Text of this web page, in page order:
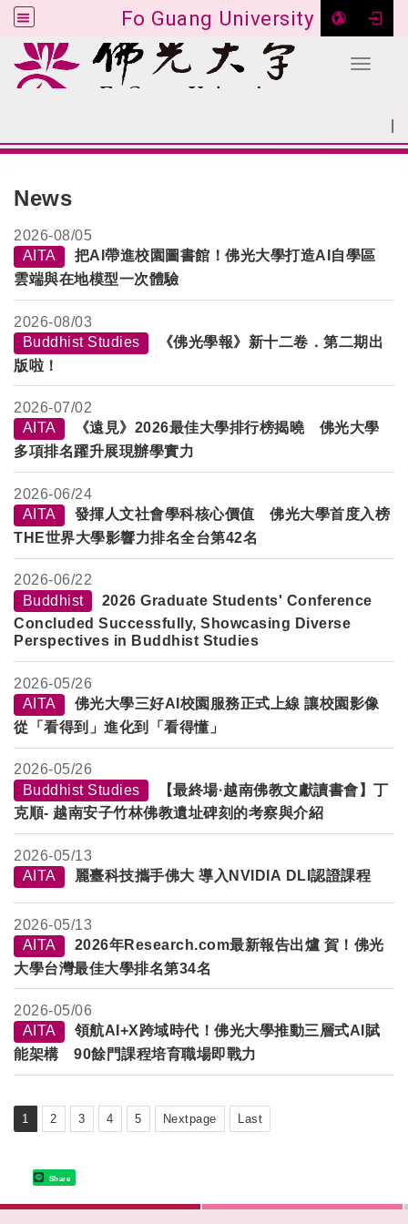
Fo Guang University
Toggle
News
2026-08/05
AITA
把AI帶進校園圖書館！佛光大學打造AI自學區
雲端與在地模型一次體驗
2026-08/03
Buddhist Studies
《佛光學報》新十二卷．第二期出
版啦！
2026-07/02
AITA
《遠見》2026最佳大學排行榜揭曉 佛光大學
多項排名躍升展現辦學實力
2026-06/24
AITA
發揮人文社會學科核心價值 佛光大學首度入榜
THE世界大學影響力排名全台第42名
2026-06/22
Buddhist
2026 Graduate Students' Conference
Concluded Successfully, Showcasing Diverse
Perspectives in Buddhist Studies
2026-05/26
AITA
佛光大學三好AI校園服務正式上線 讓校園影像
從「看得到」進化到「看得懂」
2026-05/26
Buddhist Studies
【最終場·越南佛教文獻讀書會】丁
克順- 越南安子竹林佛教遺址碑刻的考察與介紹
2026-05/13
AITA
麗臺科技攜手佛大 導入NVIDIA DLI認證課程
2026-05/13
AITA
2026年Research.com最新報告出爐 賀！佛光
大學台灣最佳大學排名第34名
2026-05/06
AITA
領航AI+X跨域時代！佛光大學推動三層式AI賦
能架構 90餘門課程培育職場即戰力
1 2 3 4 5 Nextpage Last
Share